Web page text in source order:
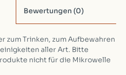
Bewertungen (0)
zum Trinken, zum Aufbewahren
aller Art. Bitte
nicht für die Mikrowelle